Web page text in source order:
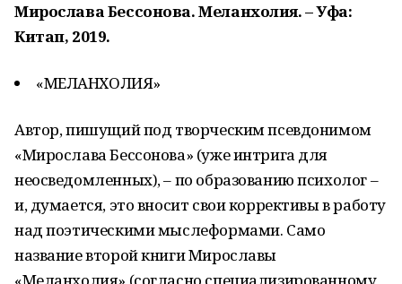
Мирослава Бессонова. Меланхолия. – Уфа:
Китап, 2019.
«МЕЛАНХОЛИЯ»
Автор, пишущий под творческим псевдонимом
«Мирослава Бессонова» (уже интрига для
неосведомленных), – по образованию психолог –
и, думается, это вносит свои коррективы в работу
над поэтическими мыслеформами. Само
название второй книги Мирославы